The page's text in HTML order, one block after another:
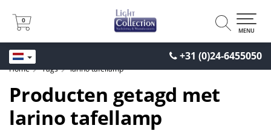
+31 (0)24-6455050
0
0
MENU
Home Tags larino tafellamp
Producten getagd met
larino tafellamp